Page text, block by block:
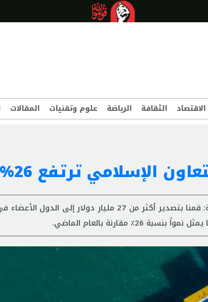
الاقتصاد الثقافة الرياضة علوم وتقنيات المقالات
الإسلامي ترتفع 26%
قال المدير العام للمكتب الأفريقي لمنظمة تنمية التجارة الايرانية: قمنا بتصدير أكثر من 27 مليار
بالعام الماضي.